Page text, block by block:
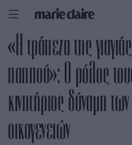
«Η τράπεζα της
παππού»: Ο ρόλος
κινητήριος δύναμη
οικογενειών